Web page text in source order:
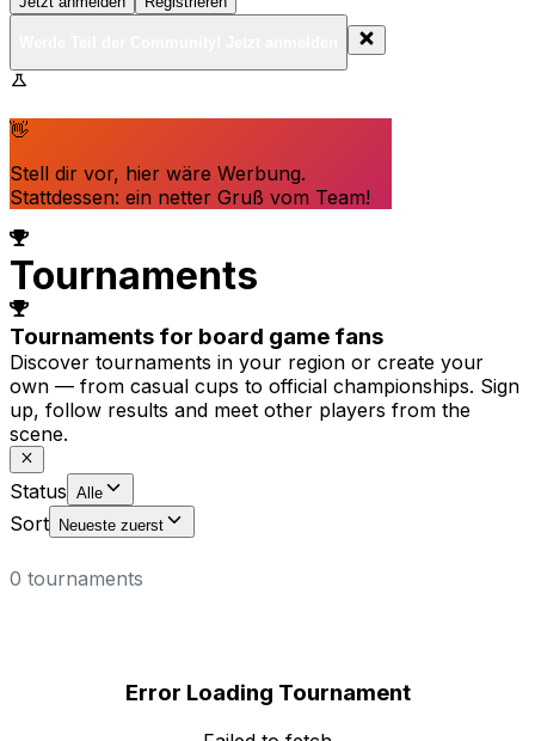
👋
Stell dir vor, hier wäre Werbung.
Stattdessen: ein netter Gruß vom Team!
Tournaments
Tournaments for board game fans
Discover tournaments in your region or create your
own — from casual cups to official championships. Sign
up, follow results and meet other players from the
scene.
Status Alle
Sort Neueste zuerst
0 tournaments
Error Loading Tournament